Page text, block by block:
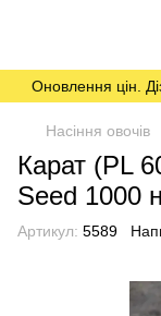
Оновлення цін.
Насіння овочів
Карат (PL
Seed 1000
Артикул: 5589